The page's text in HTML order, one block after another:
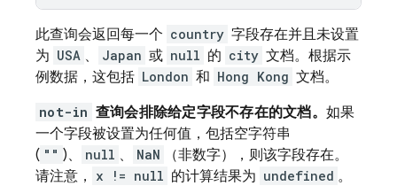
此查询会返回每一个 country 字段存在并且未设置
为 USA 、 Japan 或 null 的 city 文档。根据示
例数据，这包括 London 和 Hong Kong 文档。
not-in 查询会排除给定字段不存在的文档。 如果
一个字段被设置为任何值，包括空字符串
( "" )、 null 、 NaN
（非数字），则该字段存在。
请注意，
x != null 的计算结果为 undefined 。